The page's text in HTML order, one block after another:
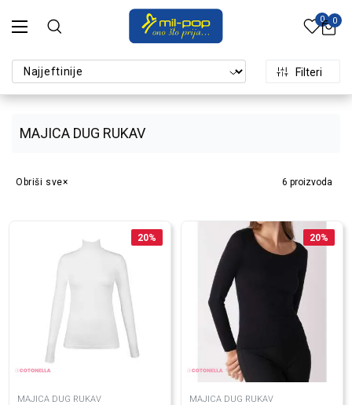
0 0
MAJICA DUG RUKAV
Filteri
6 proizvoda
Obriši sve
20%
MAJICA DUG RUKAV
20%
MAJICA DUG RUKAV